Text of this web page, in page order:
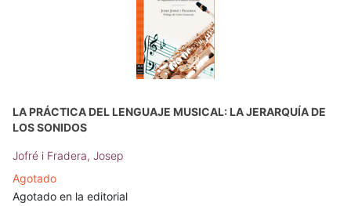
LA PRÁCTICA DEL LENGUAJE MUSICAL: LA JERARQUÍA DE
LOS SONIDOS
Jofré i Fradera, Josep
Agotado
Agotado en la editorial